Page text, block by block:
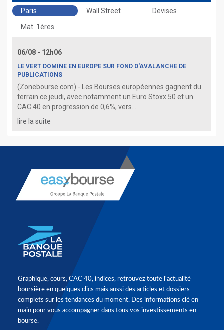
Paris Wall Street
Devises
Mat. 1ères
06/08 - 12h06
LE VERT DOMINE EN EUROPE SUR FOND D'AVALANCHE DE
PUBLICATIONS
(Zonebourse.com) - Les Bourses européennes gagnent du
terrain ce jeudi, avec notamment un Euro Stoxx 50 et un
CAC 40 en progression de 0,6%, vers...
lire la suite
Graphique, cours, CAC 40, indices, retrouvez toute l'actualité
boursière en quelques clics mais aussi des articles et dossiers
complets sur les tendances du moment. Des informations clé en
main pour vous accompagner dans tous vos investissements en
bourse.